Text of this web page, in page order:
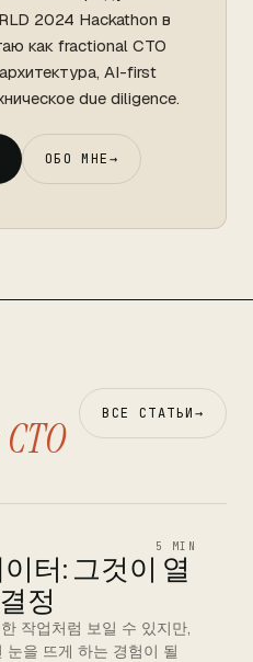
2024 Hackathon в
как fractional CTO
AI-first
due diligence.
ОБО МНЕ→
ВСЕ СТАТЬИ→
5 MIN
터: 그것이 열
정
작업처럼 보일 수 있지만,
눈을 뜨게 하는 경험이 될